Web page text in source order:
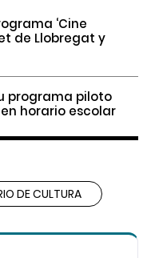
‘Cine
de Llobregat y
programa piloto
horario escolar
DE CULTURA